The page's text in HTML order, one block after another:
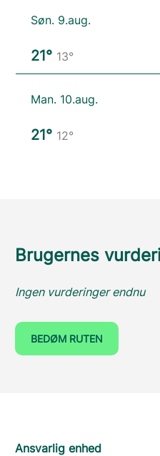
Søn. 9.aug.
21° 13°
Man. 10.aug.
21° 12°
Brugernes
Ingen vurderinger endnu
BEDØM RUTEN
Ansvarlig enhed